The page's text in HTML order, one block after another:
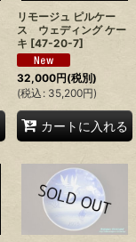
リモージュ ピルケー
ス ウェディング ケー
キ [47-20-7]
32,000円(税別)
(税込 : 35,200円)
カートに入れる